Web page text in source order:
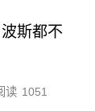
斯都不
读 1051